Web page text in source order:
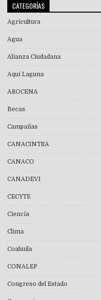
CATEGORÍAS
Agricultura
Agua
Alianza Ciudadana
Aquí Laguna
AROCENA
Becas
Campañas
CANACINTRA
CANACO
CANADEVI
CECYTE
Ciencia
Clima
Coahuila
CONALEP
Congreso del Estado